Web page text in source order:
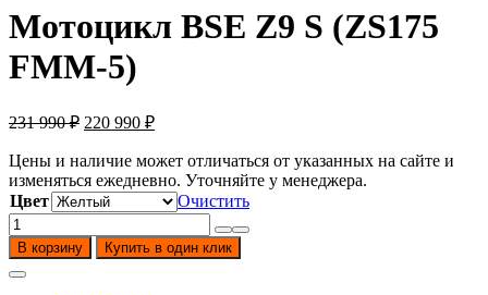
Мотоцикл BSE Z9 S (ZS175
FMM-5)
231 990₽ Первоначальная
составляла
231
990
₽.
220 990 ₽Текущая
220
990
₽.
Цены и наличие может отличаться от указанных на сайте и
изменяться ежедневно. Уточняйте у менеджера.
Цвет
Очистить
Количество
товара
Мотоцикл
BSE
В корзину Купить в один клик